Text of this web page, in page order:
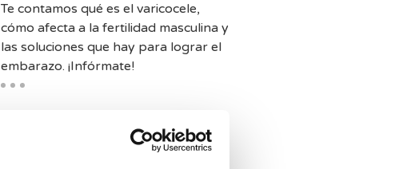
Te contamos qué es el varicocele,
cómo afecta a la fertilidad masculina y
las soluciones que hay para lograr el
embarazo. ¡Infórmate!